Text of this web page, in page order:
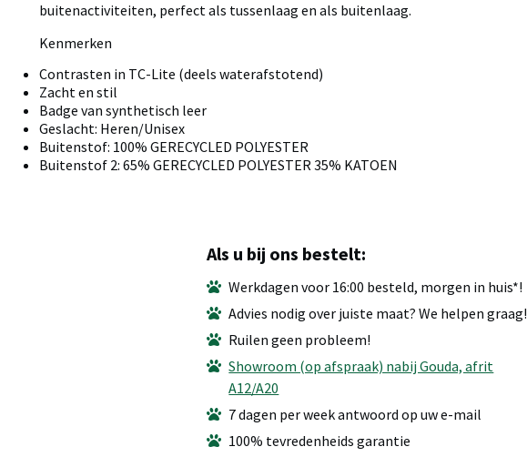
buitenactiviteiten, perfect als tussenlaag en als buitenlaag.
Kenmerken
Contrasten in TC-Lite (deels waterafstotend)
Zacht en stil
Badge van synthetisch leer
Geslacht: Heren/Unisex
Buitenstof: 100% GERECYCLED POLYESTER
Buitenstof 2: 65% GERECYCLED POLYESTER 35% KATOEN
Als u bij ons bestelt:
Werkdagen voor 16:00 besteld, morgen in huis*!
Advies nodig over juiste maat? We helpen graag!
Ruilen geen probleem!
Showroom (op afspraak) nabij Gouda, afrit
A12/A20
7 dagen per week antwoord op uw e-mail
100% tevredenheids garantie